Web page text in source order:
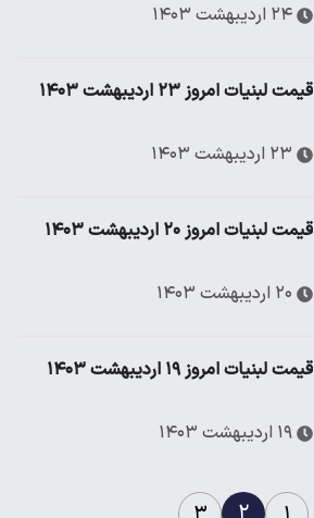
۲۴ اردیبهشت ۱۴۰۳
قیمت لبنیات امروز ۲۳ اردیبهشت ۱۴۰۳
۲۳ اردیبهشت ۱۴۰۳
قیمت لبنیات امروز ۲۰ اردیبهشت ۱۴۰۳
۲۰ اردیبهشت ۱۴۰۳
قیمت لبنیات امروز ۱۹ اردیبهشت ۱۴۰۳
۱۹ اردیبهشت ۱۴۰۳